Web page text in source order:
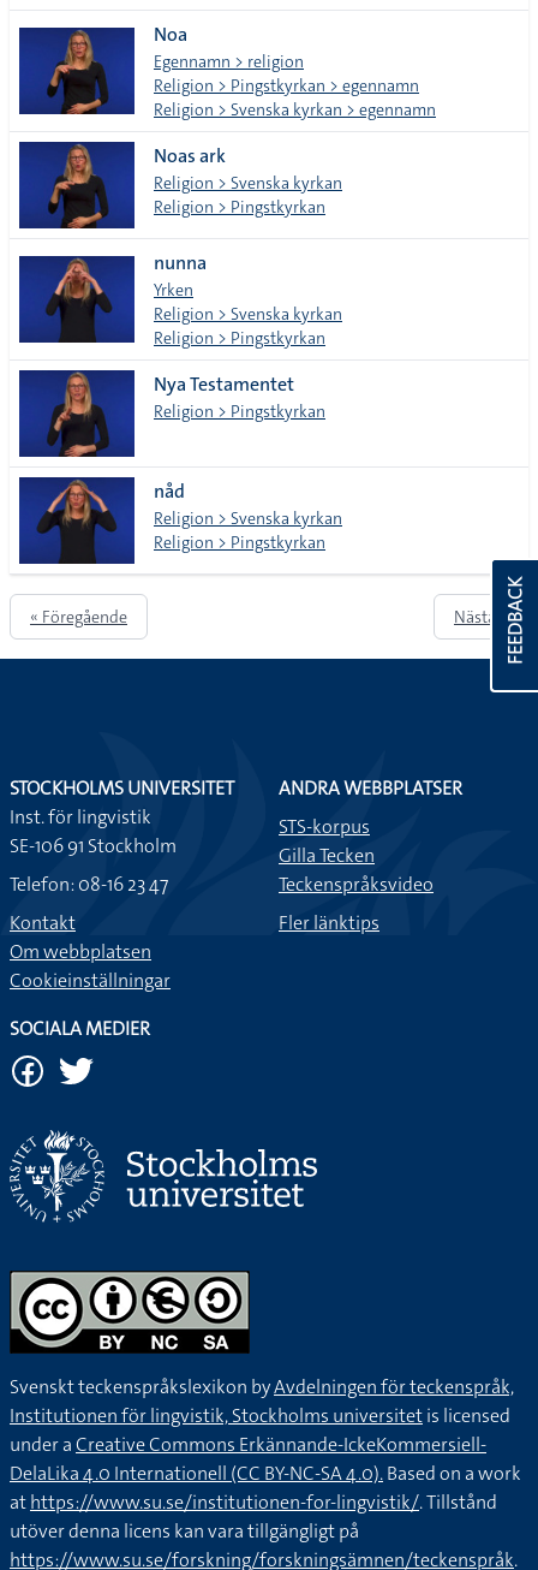
Noa
Egennamn > religion
Religion > Pingstkyrkan > egennamn
Religion > Svenska kyrkan > egennamn
Noas ark
Religion > Svenska kyrkan
Religion > Pingstkyrkan
nunna
Yrken
Religion > Svenska kyrkan
Religion > Pingstkyrkan
Nya Testamentet
Religion > Pingstkyrkan
nåd
Religion > Svenska kyrkan
Religion > Pingstkyrkan
« Föregående Nästa » FEEDBACK
STOCKHOLMS UNIVERSITET
Inst. för lingvistik
SE-106 91 Stockholm
Telefon: 08-16 23 47
Kontakt
Om webbplatsen
Cookieinställningar
ANDRA WEBBPLATSER
STS-korpus
Gilla Tecken
Teckenspråksvideo
Fler länktips
SOCIALA MEDIER
Svenskt teckenspråkslexikon byAvdelningen för teckenspråk,
Institutionen för lingvistik, Stockholms universitetis licensed
under aCreative Commons Erkännande-IckeKommersiell-
DelaLika 4.0 Internationell (CC BY-NC-SA 4.0).Based on a work
athttps://www.su.se/institutionen-for-lingvistik/. Tillstånd
utöver denna licens kan vara tillgängligt på
https://www.su.se/forskning/forskningsämnen/teckenspråk.